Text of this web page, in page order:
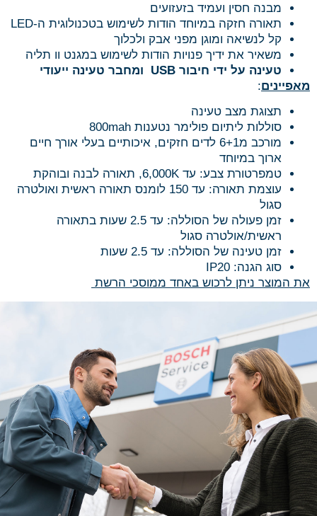
מבנה חסין ועמיד בזעזועים
תאורה חזקה במיוחד הודות לשימוש בטכנולוגית ה-LED
קל לנשיאה ומוגן מפני אבק ולכלוך
משאיר את ידיך פנויות הודות לשימוש במגנט וו תליה
טעינה על ידי חיבור
ומחבר טעינה ייעודי
מאפיינים:
תצוגת מצב טעינה
סוללות ליתיום פולימר נטענות 800mah
מורכב מ6+1 לדים חזקים, איכותיים בעלי אורך חיים
ארוך במיוחד
טמפרטורת צבע: עד 6,000K, תאורה לבנה ובוהקת
עוצמת תאורה: עד 150 לומנס תאורה ראשית ואולטרה
סגול
זמן פעולה של הסוללה: עד 2.5 שעות בתאורה
ראשית/אולטרה סגול
זמן טעינה של הסוללה: עד 2.5 שעות
סוג הגנה: IP20
את המוצר ניתן לרכוש באחד ממוסכי הרשת